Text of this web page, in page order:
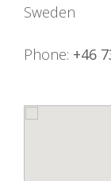
Sweden
Phone: +46